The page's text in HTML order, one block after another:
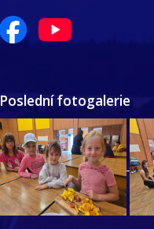
Poslední fotogalerie